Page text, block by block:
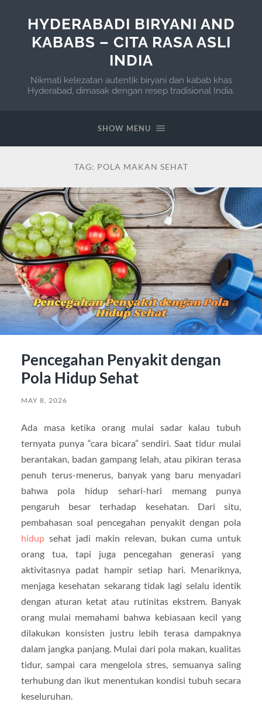
HYDERABADI BIRYANI AND
KABABS – CITA RASA ASLI
INDIA
Nikmati kelezatan autentik biryani dan kabab khas
Hyderabad, dimasak dengan resep tradisional India.
SHOW MENU
TAG: POLA MAKAN SEHAT
Pencegahan Penyakit dengan
Pola Hidup Sehat
MAY 8, 2026
Ada masa ketika orang mulai sadar kalau tubuh
ternyata punya “cara bicara” sendiri. Saat tidur mulai
berantakan, badan gampang lelah, atau pikiran terasa
penuh terus-menerus, banyak yang baru menyadari
bahwa pola hidup sehari-hari memang punya
pengaruh besar terhadap kesehatan. Dari situ,
pembahasan soal pencegahan penyakit dengan pola
hidupsehat jadi makin relevan, bukan cuma untuk
orang tua, tapi juga pencegahan generasi yang
aktivitasnya padat hampir setiap hari. Menariknya,
menjaga kesehatan sekarang tidak lagi selalu identik
dengan aturan ketat atau rutinitas ekstrem. Banyak
orang mulai memahami bahwa kebiasaan kecil yang
dilakukan konsisten justru lebih terasa dampaknya
dalam jangka panjang. Mulai dari pola makan, kualitas
tidur, sampai cara mengelola stres, semuanya saling
terhubung dan ikut menentukan kondisi tubuh secara
keseluruhan.